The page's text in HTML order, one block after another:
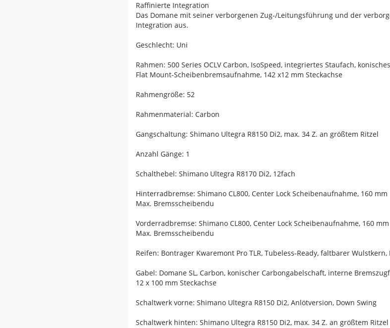
Raffinierte Integration
Das Domane mit seiner verborgenen Zug-/Leitungsführung und der
Integration aus.
Geschlecht: Uni
Rahmen: 500 Series OCLV Carbon, IsoSpeed, integriertes Staufach,
Flat Mount-Scheibenbremsaufnahme, 142 x12 mm Steckachse
Rahmengröße: 52
Rahmenmaterial: Carbon
Gangschaltung: Shimano Ultegra R8150 Di2, max. 34 Z. an größtem Ritzel
Anzahl Gänge: 1
Schalthebel: Shimano Ultegra R8170 Di2, 12fach
Hinterradbremse: Shimano CL800, Center Lock Scheibenaufnahme, 160 mm
Max. Bremsscheibendu
Vorderradbremse: Shimano CL800, Center Lock Scheibenaufnahme, 160 mm
Max. Bremsscheibendu
Reifen: Bontrager Kwaremont Pro TLR, Tubeless-Ready, faltbarer Wulstkern,
Gabel: Domane SL, Carbon, konischer Carbongabelschaft, interne
12 x 100 mm Steckachse
Schaltwerk vorne: Shimano Ultegra R8150 Di2, Anlötversion, Down Swing
Schaltwerk hinten: Shimano Ultegra R8150 Di2, max. 34 Z. an größtem Ritzel